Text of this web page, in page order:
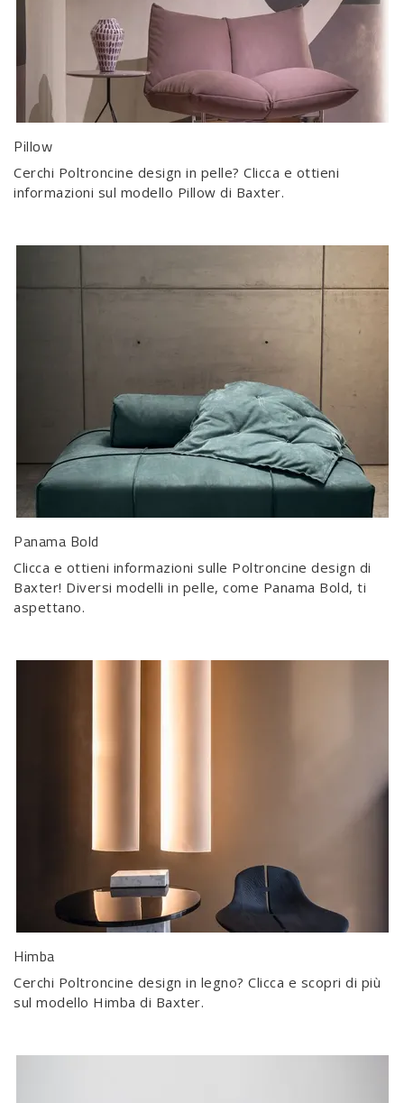
Pillow
Cerchi Poltroncine design in pelle? Clicca e ottieni
informazioni sul modello Pillow di Baxter.
Panama Bold
Clicca e ottieni informazioni sulle Poltroncine design di
Baxter! Diversi modelli in pelle, come Panama Bold, ti
aspettano.
Himba
Cerchi Poltroncine design in legno? Clicca e scopri di più
sul modello Himba di Baxter.